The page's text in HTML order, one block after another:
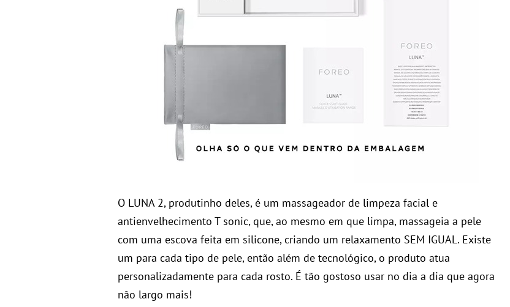
O LUNA 2, produtinho deles, é um massageador de limpeza facial e
antienvelhecimento T sonic, que, ao mesmo em que limpa, massageia a pele
com uma escova feita em silicone, criando um relaxamento SEM IGUAL. Existe
um para cada tipo de pele, então além de tecnológico, o produto atua
personalizadamente para cada rosto. É tão gostoso usar no dia a dia que agora
não largo mais!